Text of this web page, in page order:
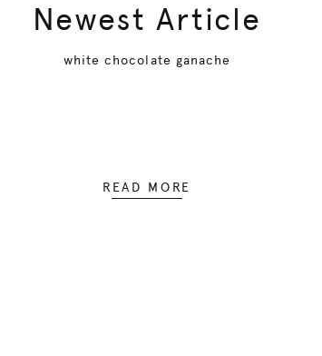
Newest Article
white chocolate ganache
READ MORE